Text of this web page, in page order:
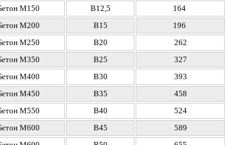
М150
В12,5
164
М200 В15
196
М250 В20
262
М350 В25
327
М400 В30
393
М450 В35
458
М550 В40
524
М600 В45
589